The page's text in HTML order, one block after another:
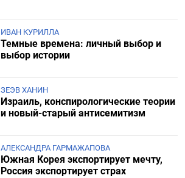
ИВАН КУРИЛЛА
Темные времена: личный выбор и
выбор истории
ЗЕЭВ ХАНИН
Израиль, конспирологические теории
и новый-старый антисемитизм
АЛЕКСАНДРА ГАРМАЖАПОВА
Южная Корея экспортирует мечту,
Россия экспортирует страх